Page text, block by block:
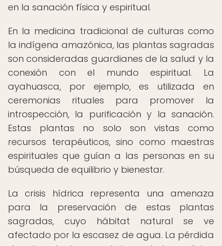
en la sanación física y espiritual.
En la medicina tradicional de culturas como
la indígena amazónica, las plantas sagradas
son consideradas guardianes de la salud y la
conexión con el mundo espiritual. La
ayahuasca, por ejemplo, es utilizada en
ceremonias rituales para promover la
introspección, la purificación y la sanación.
Estas plantas no solo son vistas como
recursos terapéuticos, sino como maestras
espirituales que guían a las personas en su
búsqueda de equilibrio y bienestar.
La crisis hídrica representa una amenaza
para la preservación de estas plantas
sagradas, cuyo hábitat natural se ve
afectado por la escasez de agua. La pérdida